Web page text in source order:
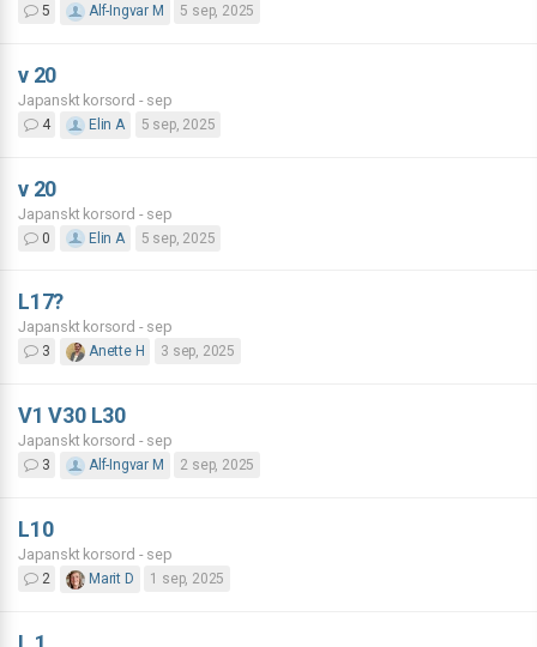
5 Alf-Ingvar M 5 sep, 2025
v 20
Japanskt korsord - sep
4 Elin A 5 sep, 2025
v 20
Japanskt korsord - sep
0 Elin A 5 sep, 2025
L17?
Japanskt korsord - sep
3 Anette H 3 sep, 2025
V1 V30 L30
Japanskt korsord - sep
3 Alf-Ingvar M 2 sep, 2025
L10
Japanskt korsord - sep
2 Marit D 1 sep, 2025